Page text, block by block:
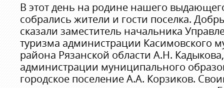
В этот день на родине нашего
собрались жители и гости поселка.
сказали заместитель начальника
туризма администрации Касимовского
района Рязанской области А.Н.
администрации муниципального
городское поселение А.А. Корзиков.